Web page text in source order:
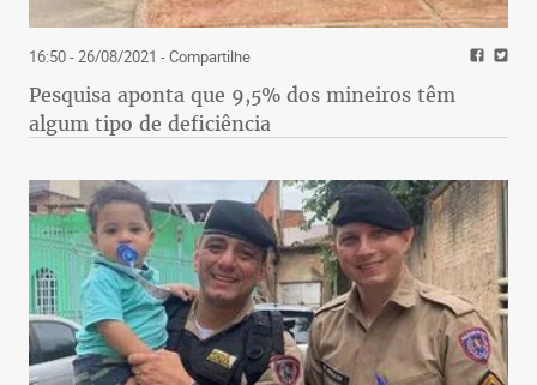
16:50 - 26/08/2021 - Compartilhe
Pesquisa aponta que 9,5% dos mineiros têm
algum tipo de deficiência